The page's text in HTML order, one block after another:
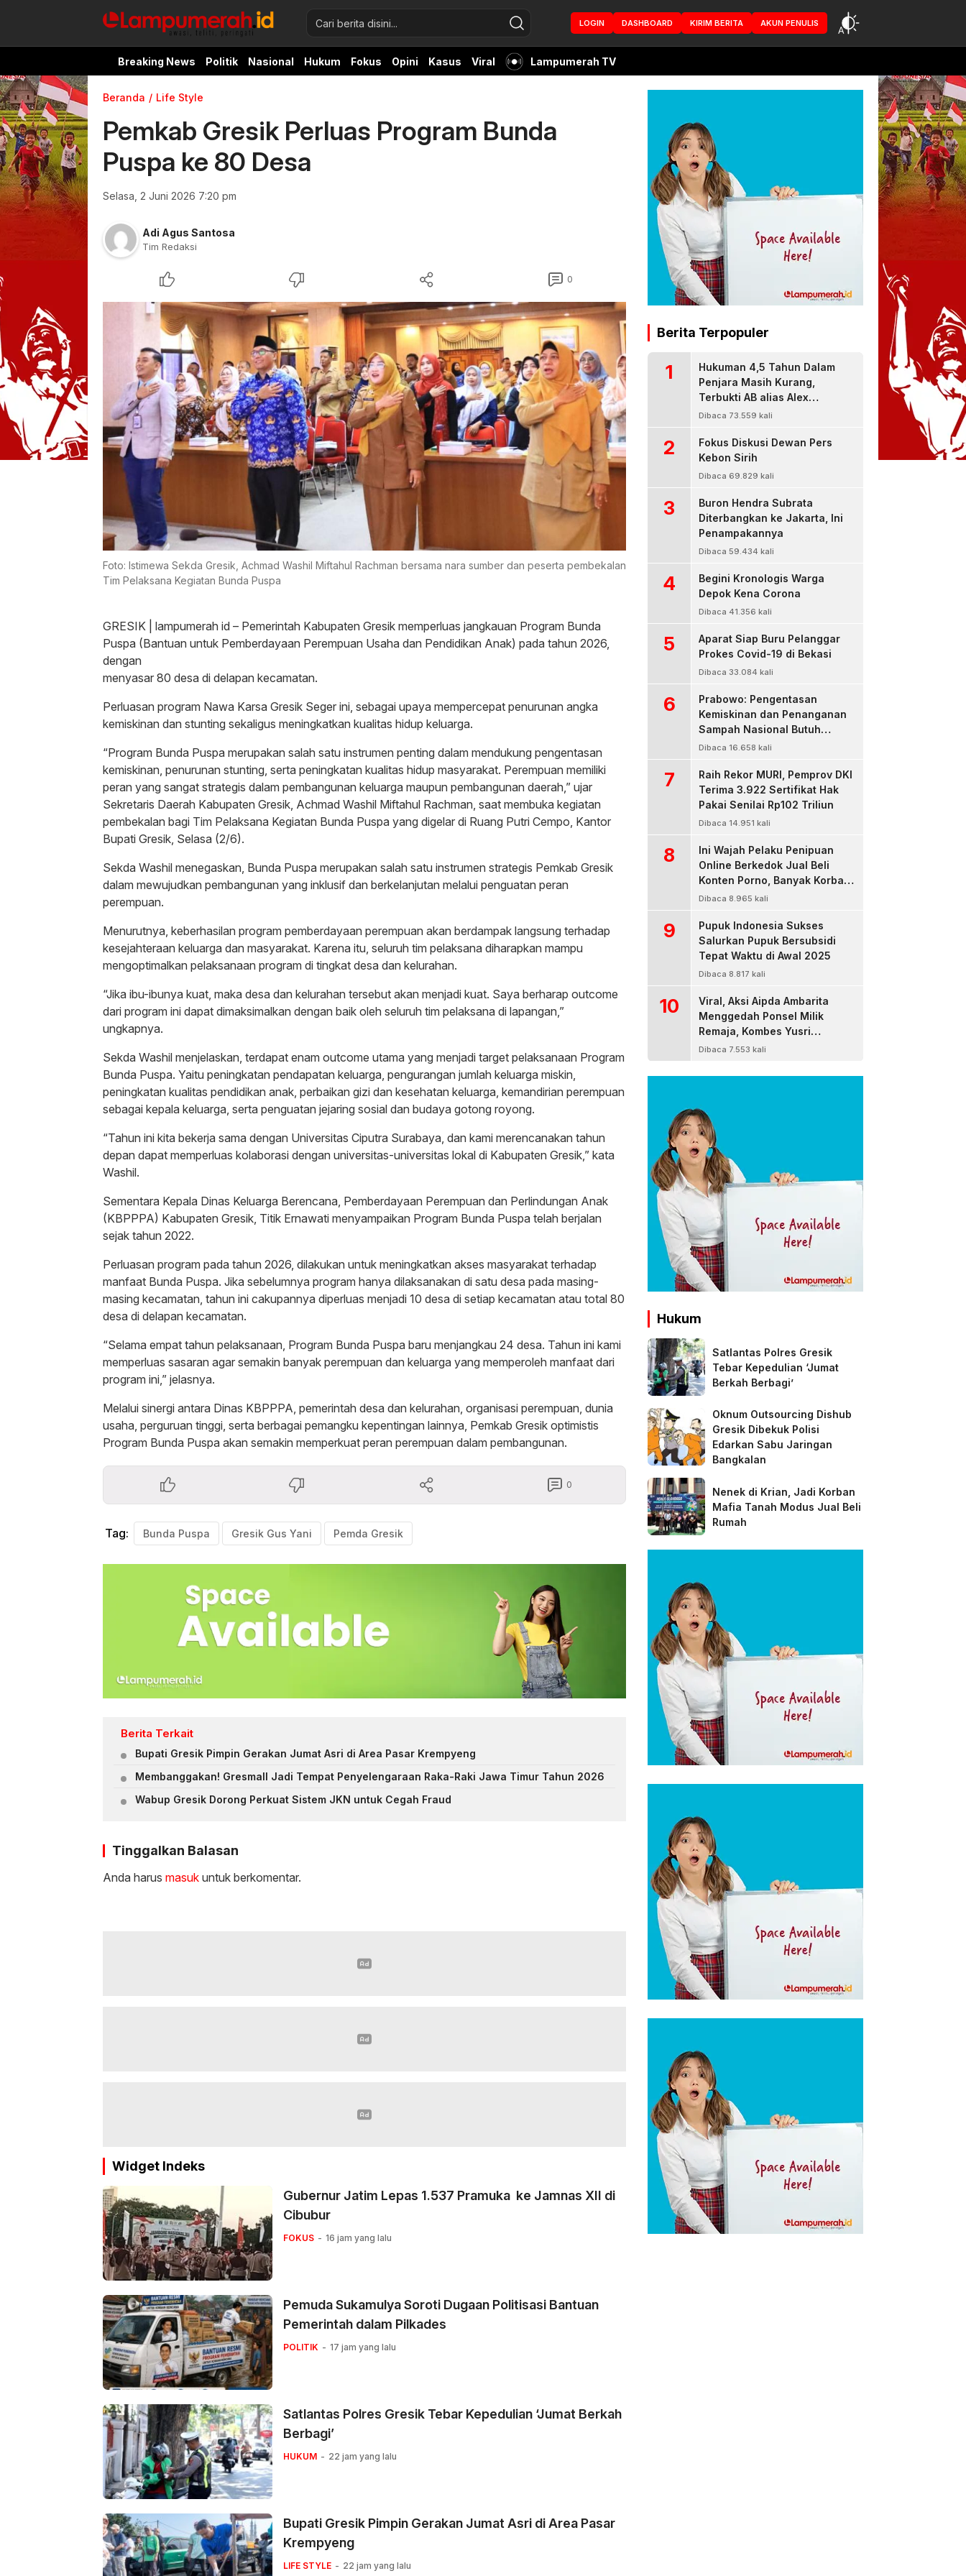
LOGIN DASHBOARD KIRIM BERITA AKUN PENULIS
Breaking News Politik Nasional Hukum Fokus Opini Kasus Viral Lampumerah TV
Beranda Life Style
Pemkab Gresik Perluas Program Bunda
Puspa ke 80 Desa
Selasa, 2 Juni 2026 7:20 pm
Adi Agus Santosa
Tim Redaksi
0
Foto: Istimewa Sekda Gresik, Achmad Washil Miftahul Rachman bersama nara sumber dan peserta pembekalan
Tim Pelaksana Kegiatan Bunda Puspa
GRESIK | lampumerah id – Pemerintah Kabupaten Gresik memperluas jangkauan Program Bunda
Puspa (Bantuan untuk Pemberdayaan Perempuan Usaha dan Pendidikan Anak) pada tahun 2026,
dengan
menyasar 80 desa di delapan kecamatan.
Perluasan program Nawa Karsa Gresik Seger ini, sebagai upaya mempercepat penurunan angka
kemiskinan dan stunting sekaligus meningkatkan kualitas hidup keluarga.
“Program Bunda Puspa merupakan salah satu instrumen penting dalam mendukung pengentasan
kemiskinan, penurunan stunting, serta peningkatan kualitas hidup masyarakat. Perempuan memiliki
peran yang sangat strategis dalam pembangunan keluarga maupun pembangunan daerah,” ujar
Sekretaris Daerah Kabupaten Gresik, Achmad Washil Miftahul Rachman, saat membuka kegiatan
pembekalan bagi Tim Pelaksana Kegiatan Bunda Puspa yang digelar di Ruang Putri Cempo, Kantor
Bupati Gresik, Selasa (2/6).
Sekda Washil menegaskan, Bunda Puspa merupakan salah satu instrumen strategis Pemkab Gresik
dalam mewujudkan pembangunan yang inklusif dan berkelanjutan melalui penguatan peran
perempuan.
Menurutnya, keberhasilan program pemberdayaan perempuan akan berdampak langsung terhadap
kesejahteraan keluarga dan masyarakat. Karena itu, seluruh tim pelaksana diharapkan mampu
mengoptimalkan pelaksanaan program di tingkat desa dan kelurahan.
“Jika ibu-ibunya kuat, maka desa dan kelurahan tersebut akan menjadi kuat. Saya berharap outcome
dari program ini dapat dimaksimalkan dengan baik oleh seluruh tim pelaksana di lapangan,”
ungkapnya.
Sekda Washil menjelaskan, terdapat enam outcome utama yang menjadi target pelaksanaan Program
Bunda Puspa. Yaitu peningkatan pendapatan keluarga, pengurangan jumlah keluarga miskin,
peningkatan kualitas pendidikan anak, perbaikan gizi dan kesehatan keluarga, kemandirian perempuan
sebagai kepala keluarga, serta penguatan jejaring sosial dan budaya gotong royong.
“Tahun ini kita bekerja sama dengan Universitas Ciputra Surabaya, dan kami merencanakan tahun
depan dapat memperluas kolaborasi dengan universitas-universitas lokal di Kabupaten Gresik,” kata
Washil.
Sementara Kepala Dinas Keluarga Berencana, Pemberdayaan Perempuan dan Perlindungan Anak
(KBPPPA) Kabupaten Gresik, Titik Ernawati menyampaikan Program Bunda Puspa telah berjalan
sejak tahun 2022.
Perluasan program pada tahun 2026, dilakukan untuk meningkatkan akses masyarakat terhadap
manfaat Bunda Puspa. Jika sebelumnya program hanya dilaksanakan di satu desa pada masing-
masing kecamatan, tahun ini cakupannya diperluas menjadi 10 desa di setiap kecamatan atau total 80
desa di delapan kecamatan.
“Selama empat tahun pelaksanaan, Program Bunda Puspa baru menjangkau 24 desa. Tahun ini kami
memperluas sasaran agar semakin banyak perempuan dan keluarga yang memperoleh manfaat dari
program ini,” jelasnya.
Melalui sinergi antara Dinas KBPPPA, pemerintah desa dan kelurahan, organisasi perempuan, dunia
usaha, perguruan tinggi, serta berbagai pemangku kepentingan lainnya, Pemkab Gresik optimistis
Program Bunda Puspa akan semakin memperkuat peran perempuan dalam pembangunan.
0
Tag: Bunda Puspa Gresik Gus Yani Pemda Gresik
Berita Terkait
Bupati Gresik Pimpin Gerakan Jumat Asri di Area Pasar Krempyeng
Membanggakan! Gresmall Jadi Tempat Penyelengaraan Raka-Raki Jawa Timur Tahun 2026
Wabup Gresik Dorong Perkuat Sistem JKN untuk Cegah Fraud
Tinggalkan Balasan
Anda harus masuk untuk berkomentar.
Widget Indeks
Gubernur Jatim Lepas 1.537 Pramuka ke Jamnas XII di
Cibubur
FOKUS 16 jam yang lalu
Pemuda Sukamulya Soroti Dugaan Politisasi Bantuan
Pemerintah dalam Pilkades
POLITIK 17 jam yang lalu
Satlantas Polres Gresik Tebar Kepedulian ‘Jumat Berkah
Berbagi’
HUKUM 22 jam yang lalu
Bupati Gresik Pimpin Gerakan Jumat Asri di Area Pasar
Krempyeng
LIFE STYLE 22 jam yang lalu
Berita Terpopuler
1
Hukuman 4,5 Tahun Dalam
Penjara Masih Kurang,
Terbukti AB alias Alex
Residivis Narkoba Kembali
Dibaca 73.559 kali
2
Fokus Diskusi Dewan Pers
Kebon Sirih
Dibaca 69.829 kali
3
Buron Hendra Subrata
Diterbangkan ke Jakarta, Ini
Penampakannya
Dibaca 59.434 kali
4
Begini Kronologis Warga
Depok Kena Corona
Dibaca 41.356 kali
5
Aparat Siap Buru Pelanggar
Prokes Covid-19 di Bekasi
Dibaca 33.084 kali
6
Prabowo: Pengentasan
Kemiskinan dan Penanganan
Sampah Nasional Butuh
Persatuan dan Kepemimpinan
Dibaca 16.658 kali
7
Raih Rekor MURI, Pemprov DKI
Terima 3.922 Sertifikat Hak
Pakai Senilai Rp102 Triliun
Dibaca 14.951 kali
8
Ini Wajah Pelaku Penipuan
Online Berkedok Jual Beli
Konten Porno, Banyak Korban
Rugi Jutaan Rupiah
Dibaca 8.965 kali
9
Pupuk Indonesia Sukses
Salurkan Pupuk Bersubsidi
Tepat Waktu di Awal 2025
Dibaca 8.817 kali
10
Viral, Aksi Aipda Ambarita
Menggedah Ponsel Milik
Remaja, Kombes Yusri
Bereaksi
Dibaca 7.553 kali
Hukum
Satlantas Polres Gresik
Tebar Kepedulian ‘Jumat
Berkah Berbagi’
Oknum Outsourcing Dishub
Gresik Dibekuk Polisi
Edarkan Sabu Jaringan
Bangkalan
Nenek di Krian, Jadi Korban
Mafia Tanah Modus Jual Beli
Rumah